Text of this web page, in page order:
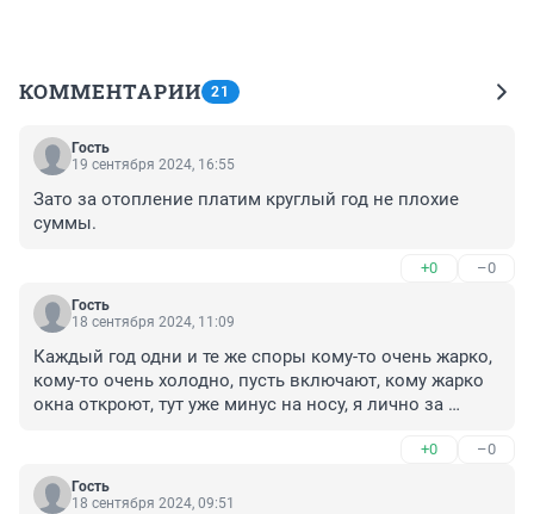
КОММЕНТАРИИ 21
Гость
19 сентября 2024, 16:55
Зато за отопление платим круглый год не плохие
суммы.
+0 –0
Гость
18 сентября 2024, 11:09
Каждый год одни и те же споры кому-то очень жарко,
кому-то очень холодно, пусть включают, кому жарко
окна откроют, тут уже минус на носу, я лично за
+0 –0
Гость
18 сентября 2024, 09:51